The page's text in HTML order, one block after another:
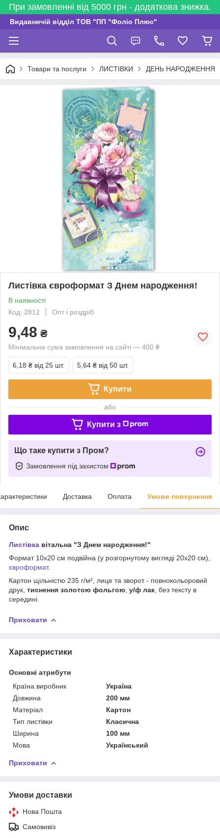
При замовленні від 5000 грн - додаткова знижка.
Видавничій відділ ТОВ "ПП "Фоліо Плюс"
Товари та послуги ЛИСТІВКИ ДЕНЬ НАРОДЖЕННЯ
Листівка євроформат З Днем народження!
В наявності
Код: 2812
Опт і роздріб
9,48 ₴
Мінімальна сума замовлення на сайті — 400 ₴
6,18 ₴ від 25 шт. 5,64 ₴ від 50 шт.
Купити
або
Купити з
Що таке купити з Пром?
Замовлення під захистом
Доставка Оплата Умови повернення
Опис
Листівка вітальна "З Днем народження!"
Формат 10х20 см подвійна (у розгорнутому вигляді 20х20 см),
євроформат.
Картон щільністю 235 г/м², лице та зворот - повнокольоровий
друк, тиснення золотою фольгою у/ф лак , без тексту в
середині.
Приховати
Характеристики
Основні атрибути
Країна виробник
Україна
Довжина
200 мм
Матеріал
Картон
Тип листівки
Класична
Ширина
100 мм
Мова
Український
Приховати
Умови доставки
Нова Пошта
Самовивіз